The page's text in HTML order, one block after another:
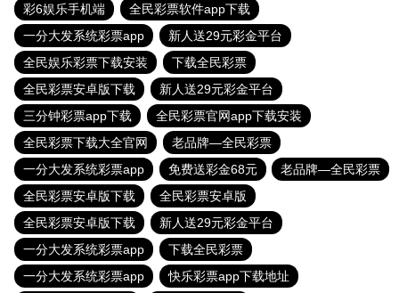
彩6娱乐手机端
全民彩票软件app下载
一分大发系统彩票app
新人送29元彩金平台
全民娱乐彩票下载安装
下载全民彩票
全民彩票安卓版下载
新人送29元彩金平台
三分钟彩票app下载
全民彩票官网app下载安装
全民彩票下载大全官网
老品牌—全民彩票
一分大发系统彩票app
免费送彩金68元
老品牌—全民彩票
全民彩票安卓版下载
全民彩票安卓版
全民彩票安卓版下载
新人送29元彩金平台
一分大发系统彩票app
下载全民彩票
一分大发系统彩票app
快乐彩票app下载地址